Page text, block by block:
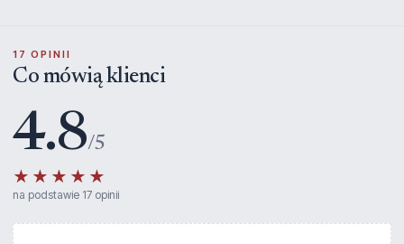
17 OPINII
Co mówią klienci
4.8/5
★★★★★
na podstawie 17 opinii